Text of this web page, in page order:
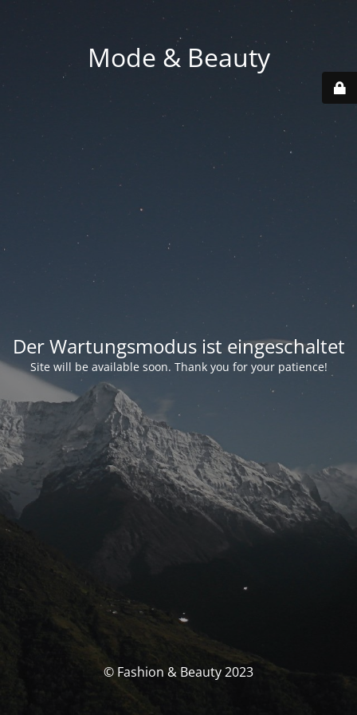
Mode & Beauty
Der Wartungsmodus ist eingeschaltet
Site will be available soon. Thank you for your patience!
© Fashion & Beauty 2023